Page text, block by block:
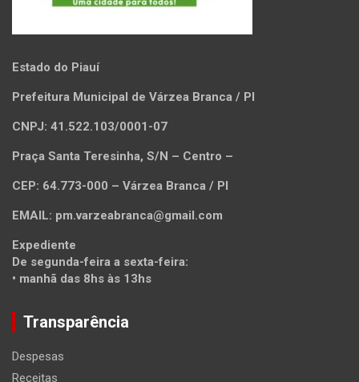
Estado do Piauí
Prefeitura Municipal de Várzea Branca / PI
CNPJ: 41.522.103/0001-07
Praça Santa Teresinha, S/N – Centro –
CEP: 64.773-000 – Várzea Branca / PI
EMAIL: pm.varzeabranca@gmail.com
Expediente
De segunda-feira a sexta-feira:
• manhã das 8hs às 13hs
Transparência
Despesas
Receitas